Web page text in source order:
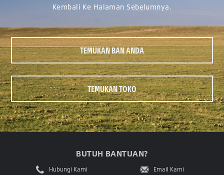
Kembali Ke Halaman Sebelumnya.
TEMUKAN BAN ANDA
TEMUKAN TOKO
BUTUH BANTUAN?
Hubungi Kami Email Kami